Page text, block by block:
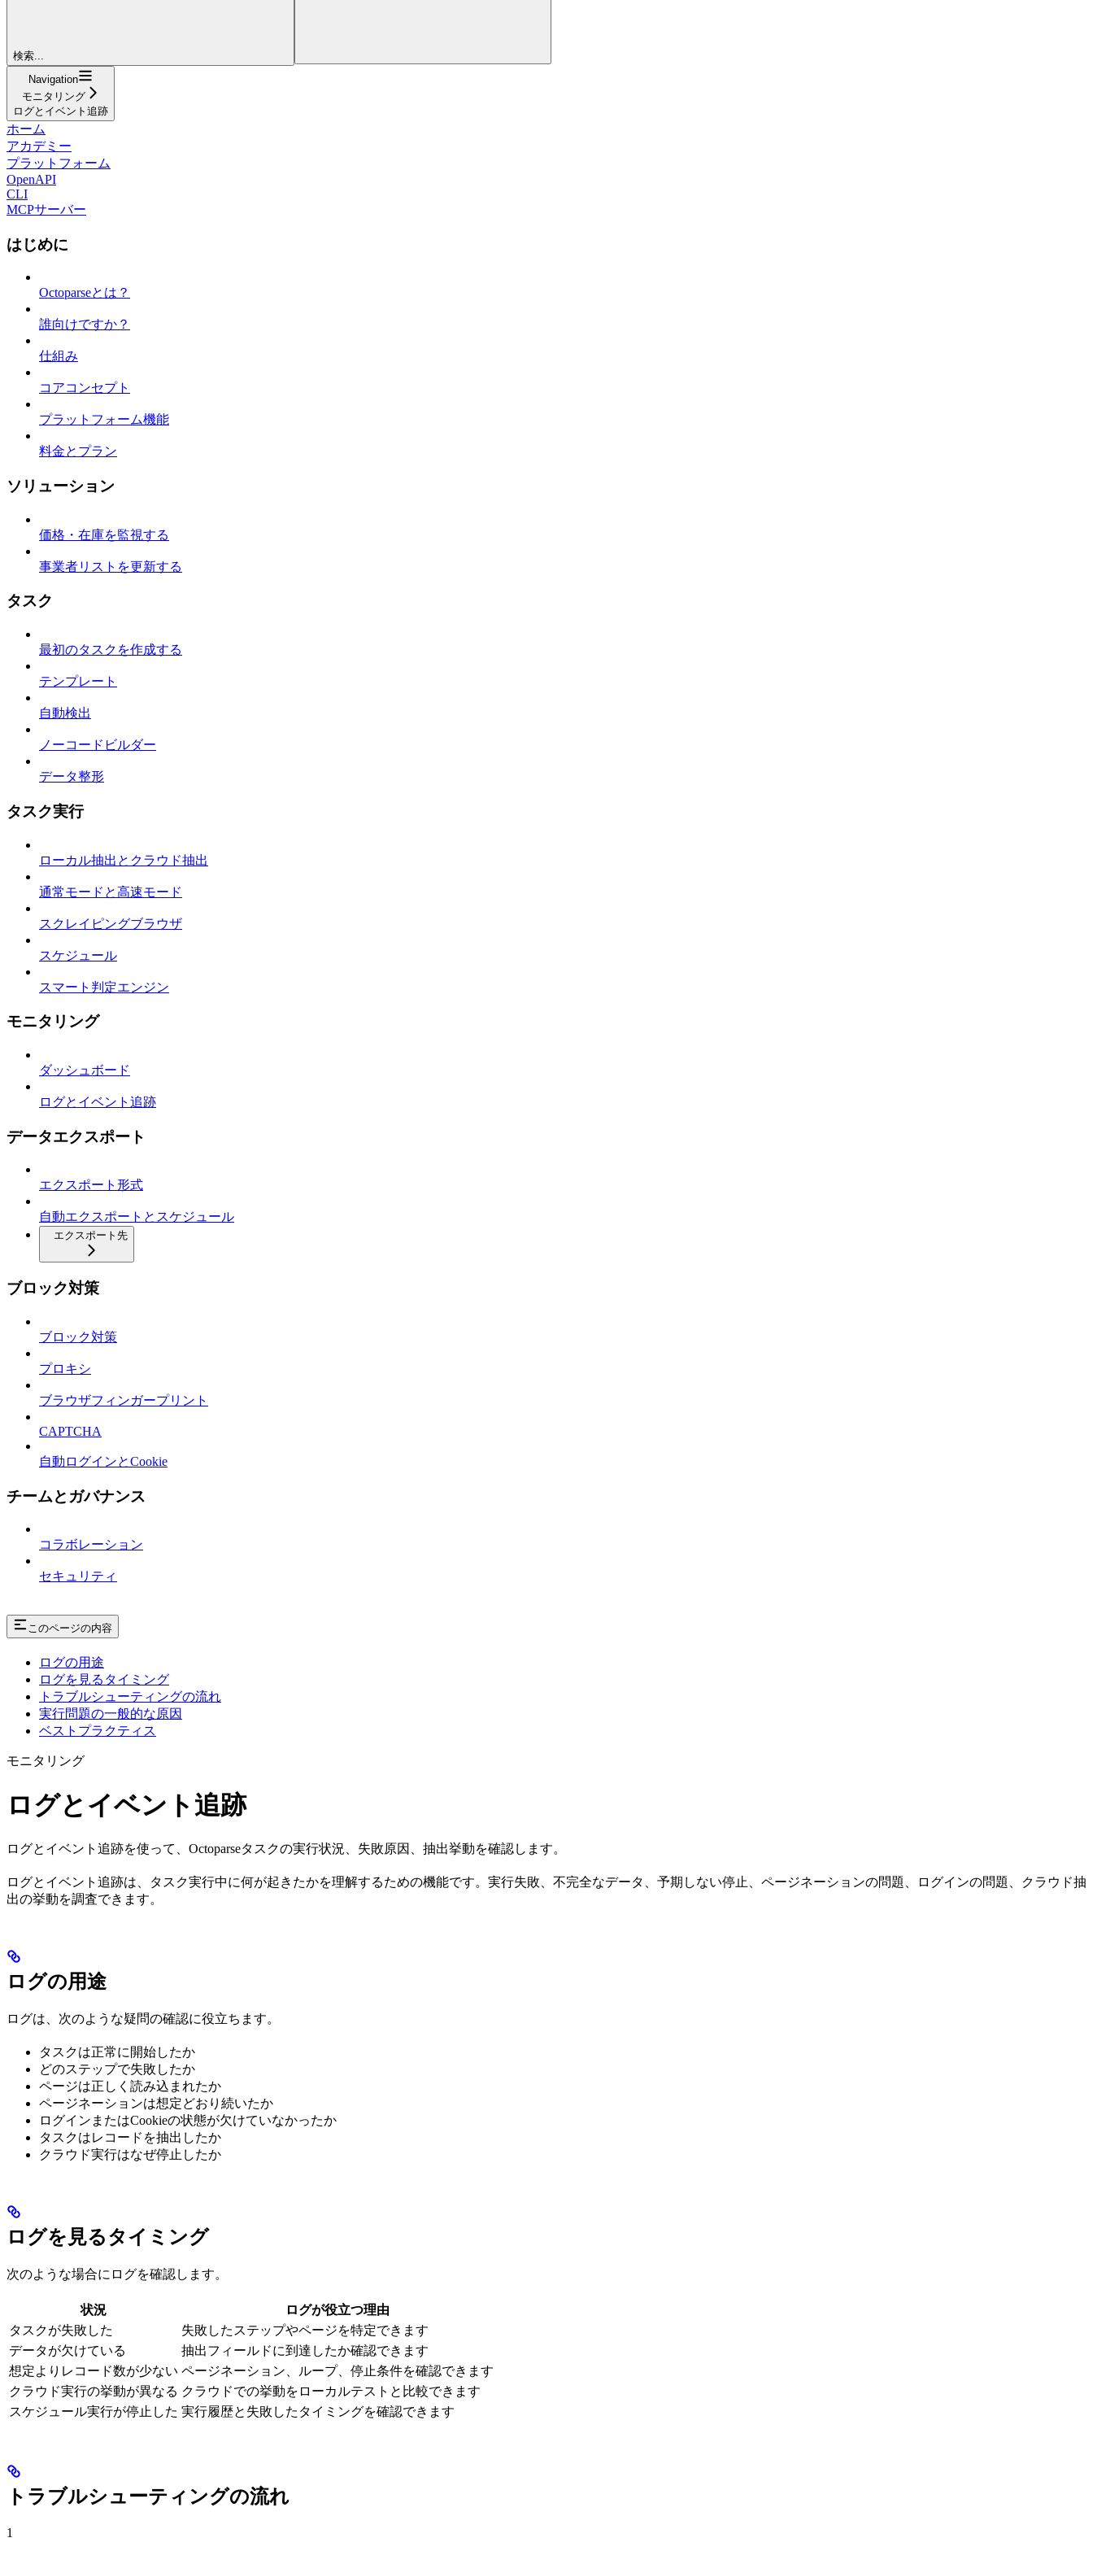
検索...
Navigation
モニタリング
ログとイベント追跡
ホーム
アカデミー
プラットフォーム
OpenAPI
CLI
MCPサーバー
はじめに
Octoparseとは？
誰向けですか？
仕組み
コアコンセプト
プラットフォーム機能
料金とプラン
ソリューション
価格・在庫を監視する
事業者リストを更新する
タスク
最初のタスクを作成する
テンプレート
自動検出
ノーコードビルダー
データ整形
タスク実行
ローカル抽出とクラウド抽出
通常モードと高速モード
スクレイピングブラウザ
スケジュール
スマート判定エンジン
モニタリング
ダッシュボード
ログとイベント追跡
データエクスポート
エクスポート形式
自動エクスポートとスケジュール
エクスポート先
ブロック対策
ブロック対策
プロキシ
ブラウザフィンガープリント
CAPTCHA
自動ログインとCookie
チームとガバナンス
コラボレーション
セキュリティ
このページの内容
ログの用途
ログを見るタイミング
トラブルシューティングの流れ
実行問題の一般的な原因
ベストプラクティス
モニタリング
ログとイベント追跡
ログとイベント追跡を使って、Octoparseタスクの実行状況、失敗原因、抽出挙動を確認します。
ログとイベント追跡は、タスク実行中に何が起きたかを理解するための機能です。実行失敗、不完全なデータ、予期しない停止、ページネーションの問題、ログインの問題、クラウド抽
出の挙動を調査できます。
ログの用途
ログは、次のような疑問の確認に役立ちます。
タスクは正常に開始したか
どのステップで失敗したか
ページは正しく読み込まれたか
ページネーションは想定どおり続いたか
ログインまたはCookieの状態が欠けていなかったか
タスクはレコードを抽出したか
クラウド実行はなぜ停止したか
ログを見るタイミング
次のような場合にログを確認します。
状況
ログが役立つ理由
タスクが失敗した
失敗したステップやページを特定できます
データが欠けている
抽出フィールドに到達したか確認できます
想定よりレコード数が少ない ページネーション、ループ、停止条件を確認できます
クラウド実行の挙動が異なる クラウドでの挙動をローカルテストと比較できます
スケジュール実行が停止した 実行履歴と失敗したタイミングを確認できます
トラブルシューティングの流れ
1